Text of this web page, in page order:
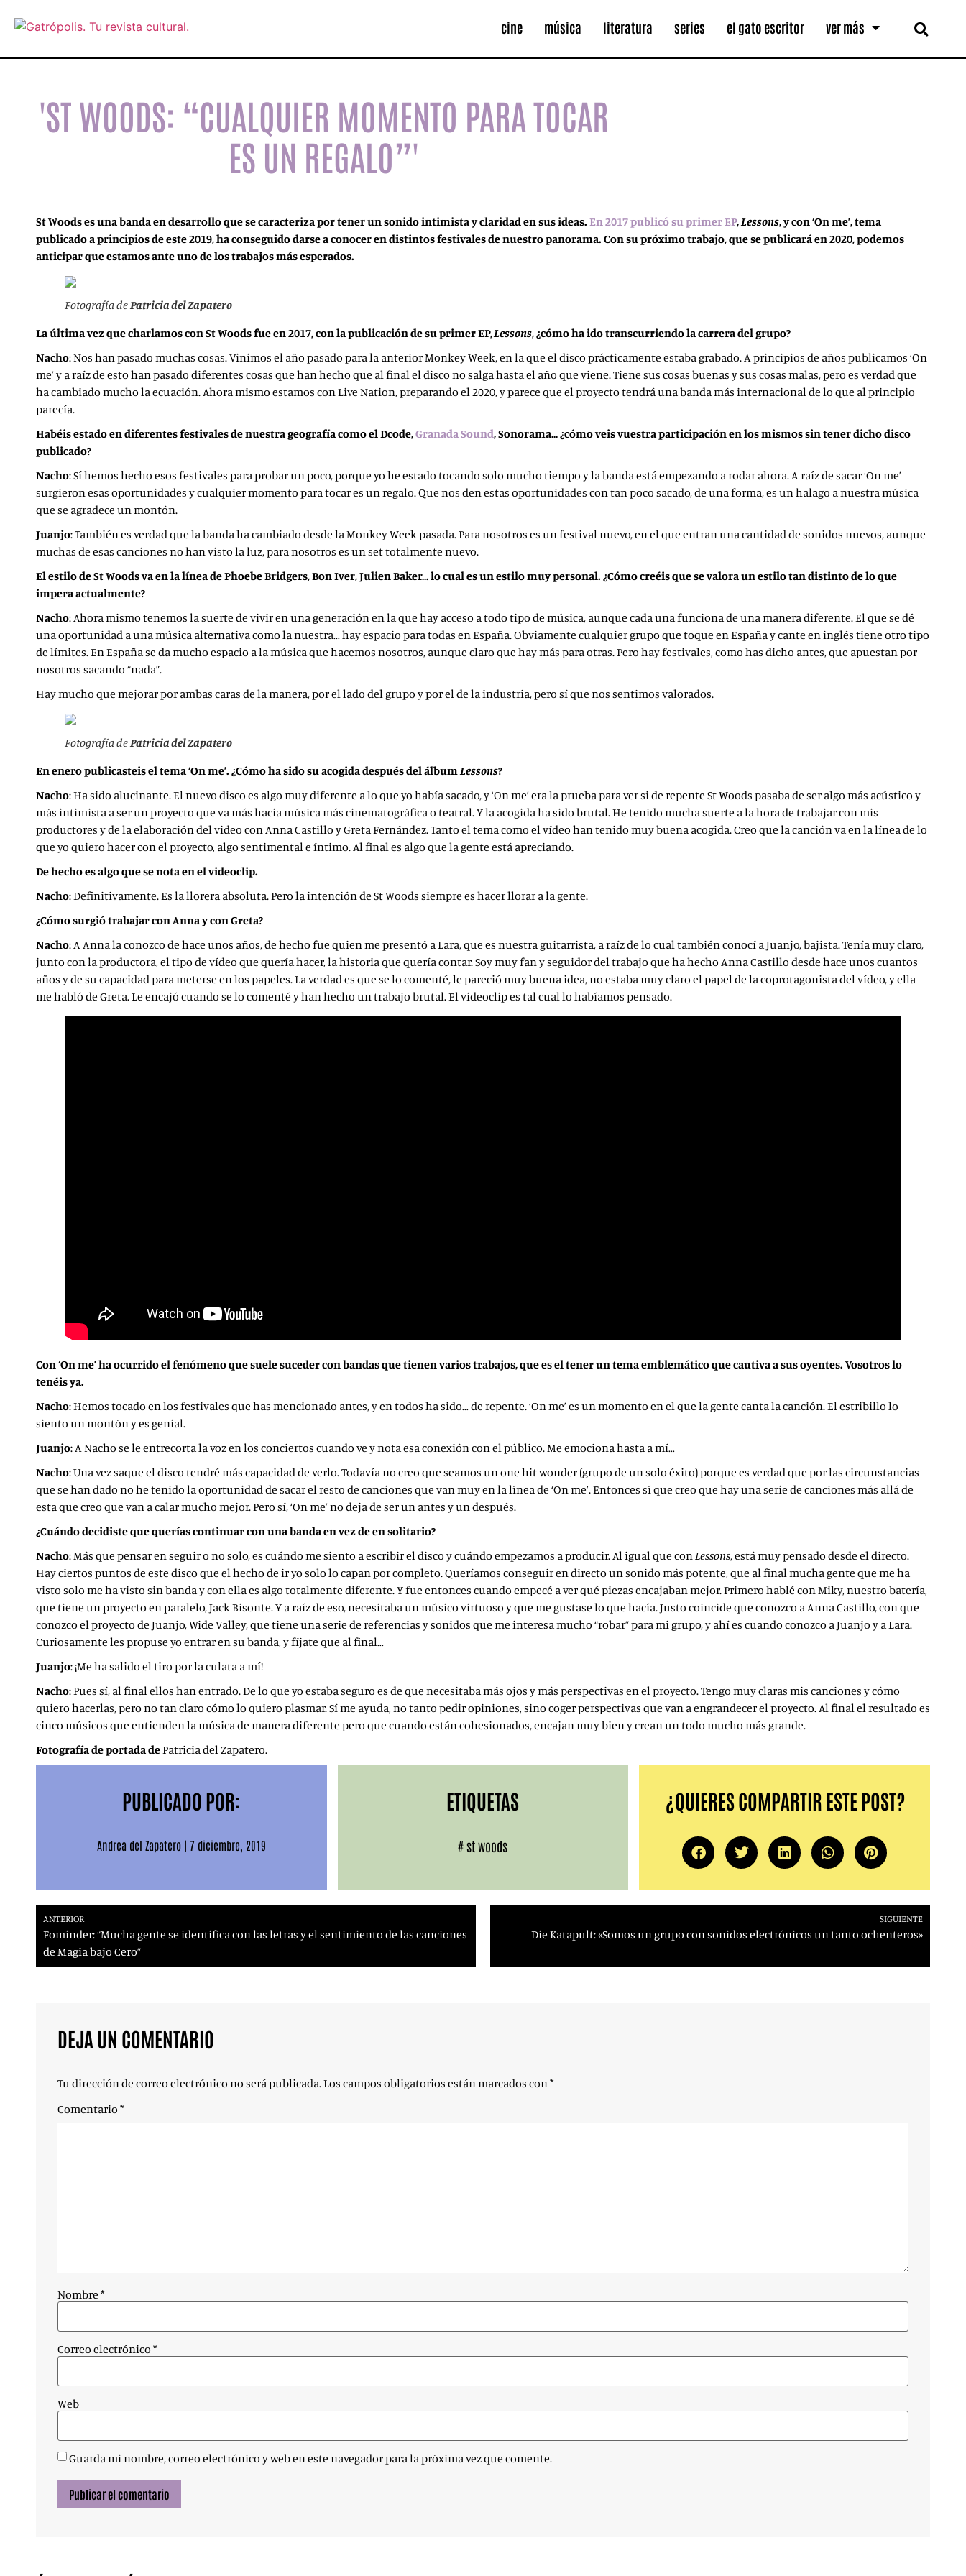
cine música literatura series el gato escritor ver más
'ST WOODS: “CUALQUIER MOMENTO PARA TOCAR
ES UN REGALO”'
St Woods es una banda en desarrollo que se caracteriza por tener un sonido intimista y claridad en sus ideas. En 2017 publicó su primer EP,Lessons, y con ‘On me’, tema
publicado a principios de este 2019, ha conseguido darse a conocer en distintos festivales de nuestro panorama. Con su próximo trabajo, que se publicará en 2020, podemos
anticipar que estamos ante uno de los trabajos más esperados.
Fotografía dePatricia del Zapatero
La última vez que charlamos con St Woods fue en 2017, con la publicación de su primer EP,Lessons, ¿cómo ha ido transcurriendo la carrera del grupo?
Nacho: Nos han pasado muchas cosas. Vinimos el año pasado para la anterior Monkey Week, en la que el disco prácticamente estaba grabado. A principios de años publicamos ‘On
me’ y a raíz de esto han pasado diferentes cosas que han hecho que al final el disco no salga hasta el año que viene. Tiene sus cosas buenas y sus cosas malas, pero es verdad que
ha cambiado mucho la ecuación. Ahora mismo estamos con Live Nation, preparando el 2020, y parece que el proyecto tendrá una banda más internacional de lo que al principio
parecía.
Habéis estado en diferentes festivales de nuestra geografía como el Dcode,Granada Sound, Sonorama… ¿cómo veis vuestra participación en los mismos sin tener dicho disco
publicado?
Nacho: Sí hemos hecho esos festivales para probar un poco, porque yo he estado tocando solo mucho tiempo y la banda está empezando a rodar ahora. A raíz de sacar ‘On me’
surgieron esas oportunidades y cualquier momento para tocar es un regalo. Que nos den estas oportunidades con tan poco sacado, de una forma, es un halago a nuestra música
que se agradece un montón.
Juanjo: También es verdad que la banda ha cambiado desde la Monkey Week pasada. Para nosotros es un festival nuevo, en el que entran una cantidad de sonidos nuevos, aunque
muchas de esas canciones no han visto la luz, para nosotros es un set totalmente nuevo.
El estilo de St Woods va en la línea de Phoebe Bridgers, Bon Iver, Julien Baker… lo cual es un estilo muy personal. ¿Cómo creéis que se valora un estilo tan distinto de lo que
impera actualmente?
Nacho: Ahora mismo tenemos la suerte de vivir en una generación en la que hay acceso a todo tipo de música, aunque cada una funciona de una manera diferente. El que se dé
una oportunidad a una música alternativa como la nuestra… hay espacio para todas en España. Obviamente cualquier grupo que toque en España y cante en inglés tiene otro tipo
de límites. En España se da mucho espacio a la música que hacemos nosotros, aunque claro que hay más para otras. Pero hay festivales, como has dicho antes, que apuestan por
nosotros sacando “nada”.
Hay mucho que mejorar por ambas caras de la manera, por el lado del grupo y por el de la industria, pero sí que nos sentimos valorados.
Fotografía dePatricia del Zapatero
En enero publicasteis el tema ‘On me’. ¿Cómo ha sido su acogida después del álbumLessons?
Nacho: Ha sido alucinante. El nuevo disco es algo muy diferente a lo que yo había sacado, y ‘On me’ era la prueba para ver si de repente St Woods pasaba de ser algo más acústico y
más intimista a ser un proyecto que va más hacia música más cinematográfica o teatral. Y la acogida ha sido brutal. He tenido mucha suerte a la hora de trabajar con mis
productores y de la elaboración del video con Anna Castillo y Greta Fernández. Tanto el tema como el vídeo han tenido muy buena acogida. Creo que la canción va en la línea de lo
que yo quiero hacer con el proyecto, algo sentimental e íntimo. Al final es algo que la gente está apreciando.
De hecho es algo que se nota en el videoclip.
Nacho: Definitivamente. Es la llorera absoluta. Pero la intención de St Woods siempre es hacer llorar a la gente.
¿Cómo surgió trabajar con Anna y con Greta?
Nacho: A Anna la conozco de hace unos años, de hecho fue quien me presentó a Lara, que es nuestra guitarrista, a raíz de lo cual también conocí a Juanjo, bajista. Tenía muy claro,
junto con la productora, el tipo de vídeo que quería hacer, la historia que quería contar. Soy muy fan y seguidor del trabajo que ha hecho Anna Castillo desde hace unos cuantos
años y de su capacidad para meterse en los papeles. La verdad es que se lo comenté, le pareció muy buena idea, no estaba muy claro el papel de la coprotagonista del vídeo, y ella
me habló de Greta. Le encajó cuando se lo comenté y han hecho un trabajo brutal. El videoclip es tal cual lo habíamos pensado.
Con ‘On me’ ha ocurrido el fenómeno que suele suceder con bandas que tienen varios trabajos, que es el tener un tema emblemático que cautiva a sus oyentes. Vosotros lo
tenéis ya.
Nacho: Hemos tocado en los festivales que has mencionado antes, y en todos ha sido… de repente. ‘On me’ es un momento en el que la gente canta la canción. El estribillo lo
siento un montón y es genial.
Juanjo: A Nacho se le entrecorta la voz en los conciertos cuando ve y nota esa conexión con el público. Me emociona hasta a mí…
Nacho: Una vez saque el disco tendré más capacidad de verlo. Todavía no creo que seamos un one hit wonder (grupo de un solo éxito) porque es verdad que por las circunstancias
que se han dado no he tenido la oportunidad de sacar el resto de canciones que van muy en la línea de ‘On me’. Entonces sí que creo que hay una serie de canciones más allá de
esta que creo que van a calar mucho mejor. Pero sí, ‘On me’ no deja de ser un antes y un después.
¿Cuándo decidiste que querías continuar con una banda en vez de en solitario?
Nacho: Más que pensar en seguir o no solo, es cuándo me siento a escribir el disco y cuándo empezamos a producir. Al igual que conLessons, está muy pensado desde el directo.
Hay ciertos puntos de este disco que el hecho de ir yo solo lo capan por completo. Queríamos conseguir en directo un sonido más potente, que al final mucha gente que me ha
visto solo me ha visto sin banda y con ella es algo totalmente diferente. Y fue entonces cuando empecé a ver qué piezas encajaban mejor. Primero hablé con Miky, nuestro batería,
que tiene un proyecto en paralelo, Jack Bisonte. Y a raíz de eso, necesitaba un músico virtuoso y que me gustase lo que hacía. Justo coincide que conozco a Anna Castillo, con que
conozco el proyecto de Juanjo, Wide Valley, que tiene una serie de referencias y sonidos que me interesa mucho “robar” para mi grupo, y ahí es cuando conozco a Juanjo y a Lara.
Curiosamente les propuse yo entrar en su banda, y fíjate que al final…
Juanjo: ¡Me ha salido el tiro por la culata a mí!
Nacho: Pues sí, al final ellos han entrado. De lo que yo estaba seguro es de que necesitaba más ojos y más perspectivas en el proyecto. Tengo muy claras mis canciones y cómo
quiero hacerlas, pero no tan claro cómo lo quiero plasmar. Sí me ayuda, no tanto pedir opiniones, sino coger perspectivas que van a engrandecer el proyecto. Al final el resultado es
cinco músicos que entienden la música de manera diferente pero que cuando están cohesionados, encajan muy bien y crean un todo mucho más grande.
Fotografía de portada dePatricia del Zapatero.
PUBLICADO POR:
Andrea del Zapatero | 7 diciembre, 2019
ETIQUETAS
#st woods
¿QUIERES COMPARTIR ESTE POST?
ANTERIOR
Fominder: “Mucha gente se identifica con las letras y el sentimiento de las canciones
de Magia bajo Cero”
SIGUIENTE
Die Katapult: «Somos un grupo con sonidos electrónicos un tanto ochenteros»
DEJA UN COMENTARIO
Tu dirección de correo electrónico no será publicada.Los campos obligatorios están marcados con*
Comentario *
Nombre *
Correo electrónico *
Web
Guarda mi nombre, correo electrónico y web en este navegador para la próxima vez que comente.